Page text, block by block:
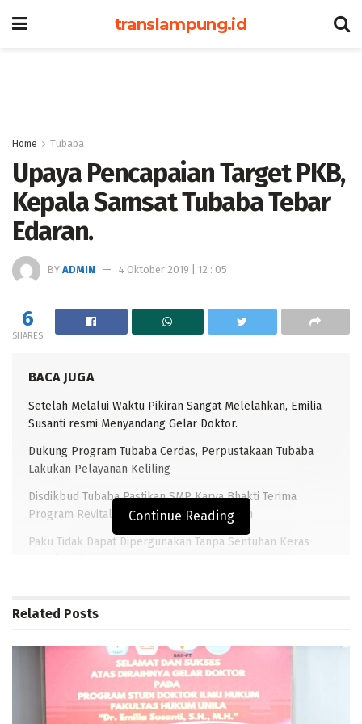
translampung.id
Home Tubaba
Upaya Pencapaian Target PKB,
Kepala Samsat Tubaba Tebar
Edaran.
BY ADMIN 4 Oktober 2019 | 12 : 05
6
SHARES
BACA JUGA
Setelah Melalui Waktu Pikiran Sangat Melelahkan, Emilia
Susanti resmi Menyandang Gelar Doktor.
Dukung Program Tubaba Cerdas, Perpustakaan Tubaba
Lakukan Pelayanan Keliling
Disdikbud Tubaba Pastikan SMP Karya Bhakti Terima
Program Revitalisasi Dari Kemendikdasmen
Paku Tidak Dapat Dipergunakan Tanpa Sentuhan Keras
Kepala Palu
TRANSLAMPUNG.COM (PANARAGAN)–
(PKB) khususnya di wilayah Kabupaten Tulangbawang
Barat (Tubaba), pihak
Pelayanan Pembayaran PKB pada
kantor bersama Samsat Kabupaten setempat,
Continue Reading
Related Posts